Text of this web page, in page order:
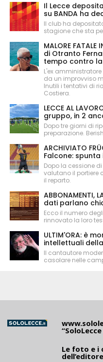
Il Lecce deposita
su BANDA ha
Il club ha
stagione che sta
MALORE
di Otranto
tempo contro la
L'ex
da un improvviso
Inutili i tentativi di
Costiera.
LECCE AL
gruppo, in 2
Dopo tre giorni di
preparazione.
ARCHIVIATO
Falcone: spunta
Dopo la cessione
valutano il portiere
il reparto.
ABBONAMENTI,
dati parlano
Ecco il numero
rinnovato la loro
ULTIM'ORA: è
intellettuali
Il cantautore
casolare nelle
Le foto e i
dell’editore